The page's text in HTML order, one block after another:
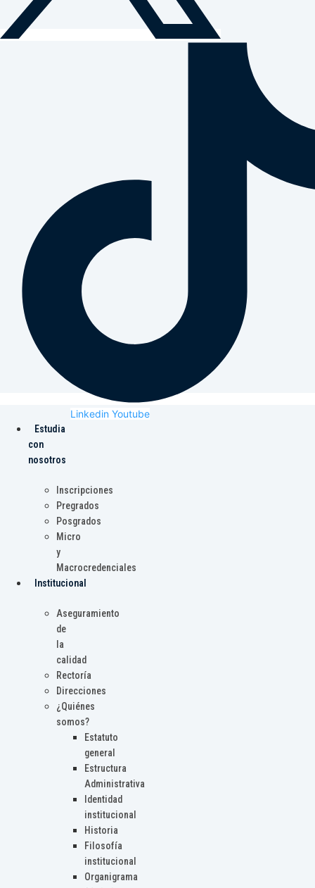
Linkedin Youtube
Estudia
con
nosotros
Inscripciones
Pregrados
Posgrados
Micro
y
Macrocredenciales
Institucional
Aseguramiento
de
la
calidad
Rectoría
Direcciones
¿Quiénes
somos?
Estatuto
general
Estructura
Administrativa
Identidad
institucional
Historia
Filosofía
institucional
Organigrama